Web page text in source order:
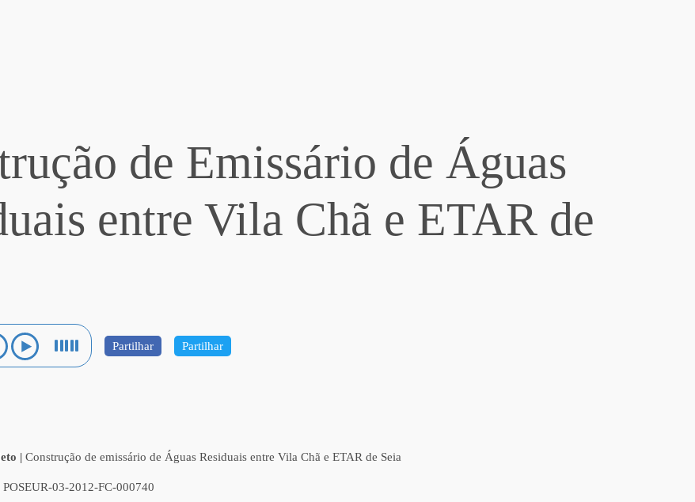
de Emissário de Águas
entre Vila Chã e ETAR de
Partilhar Partilhar
| Construção de emissário de Águas Residuais entre Vila Chã e ETAR de Seia
POSEUR-03-2012-FC-000740